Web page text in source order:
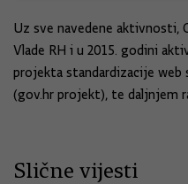
Uz sve navedene aktivnosti,
Vlade RH i u 2015. godini
projekta standardizacije web
(gov.hr projekt), te daljnjem
Slične vijesti